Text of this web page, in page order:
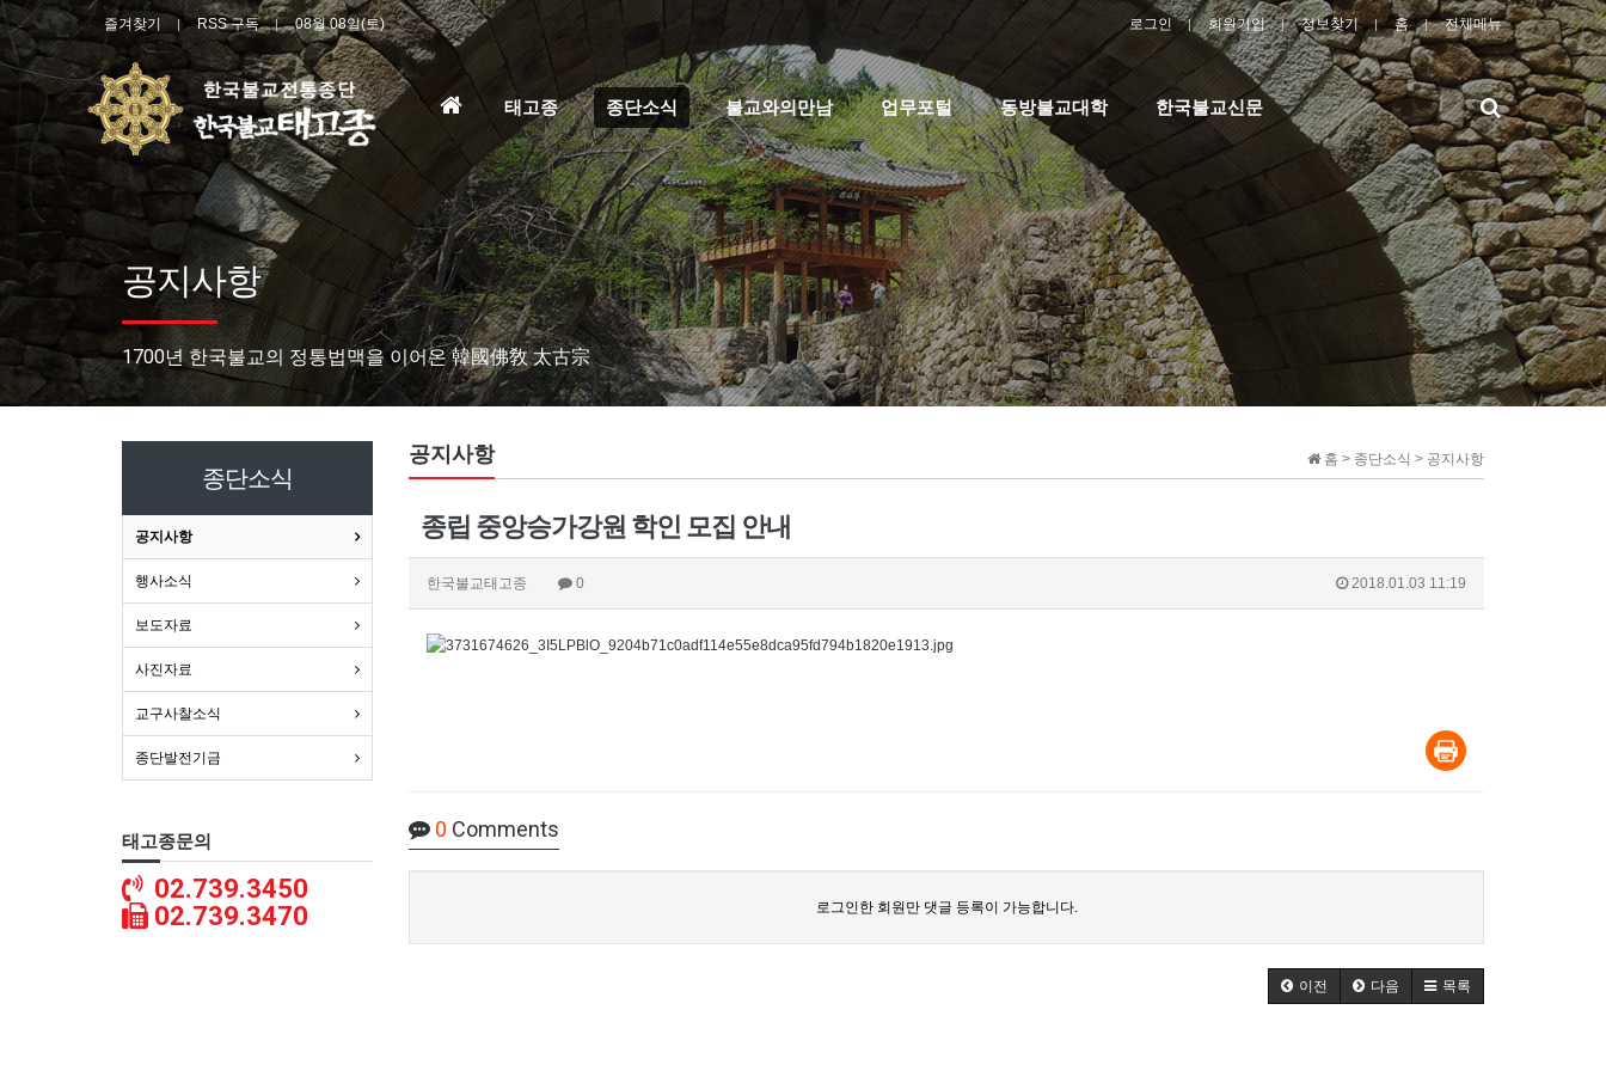
즐겨찾기 RSS 구독 08월 08일(토) 로그인 회원가입 정보찾기 홈 전체메뉴
홈
태고종 종단소식 불교와의만남 업무포털 동방불교대학 한국불교신문
검
색
공지사항
1700년 한국불교의 정통법맥을 이어온 韓國佛敎 太古宗
홈 > 종단소식 > 공지사항
공지사항
종립 중앙승가강원 학인 모집 안내
한국불교태고종 0 2018.01.03 11:19
0 Comments
로그인한 회원만 댓글 등록이 가능합니다.
이전 다음 목록
종단소식
공지사항
행사소식
보도자료
사진자료
교구사찰소식
종단발전기금
태고종문의
02.739.3450
02.739.3470